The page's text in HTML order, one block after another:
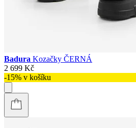
Badura Kozačky ČERNÁ
2 699 Kč
-15% v košíku